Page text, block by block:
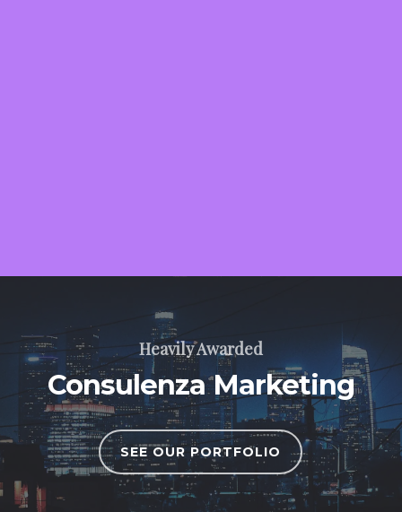
Heavily Awarded
Consulenza Marketing
SEE OUR PORTFOLIO